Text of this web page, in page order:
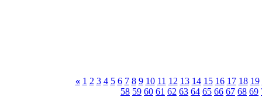
« 1 2 3 4 5 6 7 8 9 10 11 12 13 14 15 16 17 18 19
58 59 60 61 62 63 64 65 66 67 68 69